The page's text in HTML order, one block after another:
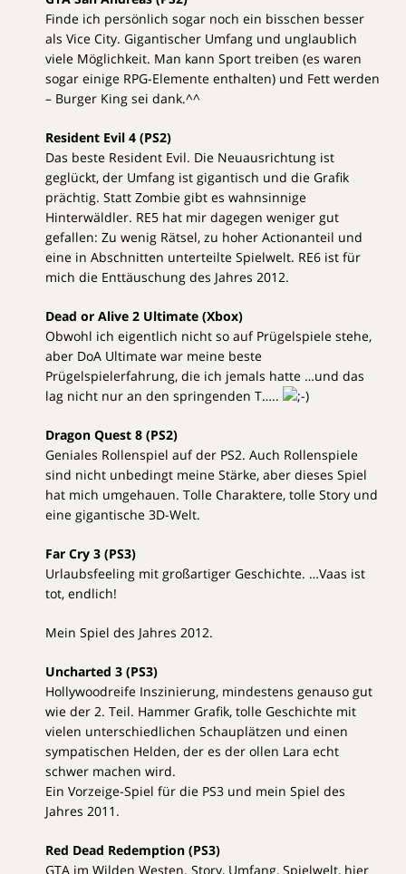
Finde ich persönlich sogar noch ein bisschen besser
als Vice City. Gigantischer Umfang und unglaublich
viele Möglichkeit. Man kann Sport treiben (es waren
sogar einige RPG-Elemente enthalten) und Fett werden
– Burger King sei dank.^^
Resident Evil 4 (PS2)
Das beste Resident Evil. Die Neuausrichtung ist
geglückt, der Umfang ist gigantisch und die Grafik
prächtig. Statt Zombie gibt es wahnsinnige
Hinterwäldler. RE5 hat mir dagegen weniger gut
gefallen: Zu wenig Rätsel, zu hoher Actionanteil und
eine in Abschnitten unterteilte Spielwelt. RE6 ist für
mich die Enttäuschung des Jahres 2012.
Dead or Alive 2 Ultimate (Xbox)
Obwohl ich eigentlich nicht so auf Prügelspiele stehe,
aber DoA Ultimate war meine beste
Prügelspielerfahrung, die ich jemals hatte …und das
lag nicht nur an den springenden T…..
Dragon Quest 8 (PS2)
Geniales Rollenspiel auf der PS2. Auch Rollenspiele
sind nicht unbedingt meine Stärke, aber dieses Spiel
hat mich umgehauen. Tolle Charaktere, tolle Story und
eine gigantische 3D-Welt.
Far Cry 3 (PS3)
Urlaubsfeeling mit großartiger Geschichte. …Vaas ist
tot, endlich!
Mein Spiel des Jahres 2012.
Uncharted 3 (PS3)
Hollywoodreife Inszinierung, mindestens genauso gut
wie der 2. Teil. Hammer Grafik, tolle Geschichte mit
vielen unterschiedlichen Schauplätzen und einen
sympatischen Helden, der es der ollen Lara echt
schwer machen wird.
Ein Vorzeige-Spiel für die PS3 und mein Spiel des
Jahres 2011.
Red Dead Redemption (PS3)
GTA im Wilden Westen. Story, Umfang, Spielwelt, hier